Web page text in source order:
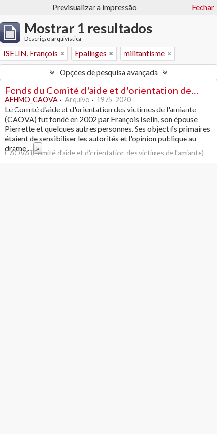
Previsualizar a impressão Fechar
Mostrar 1 resultados
Descrição arquivística
ISELIN, François Epalinges militantisme
Opções de pesquisa avançada
Fonds du Comité d'aide et d'orientation des victimes de l'amiante
AEHMO_CAOVA Arquivo 1975-2020
Le Comité d'aide et d'orientation des victimes de l'amiante
(CAOVA) fut fondé en 2002 par François Iselin, son épouse
Pierrette et quelques autres personnes. Ses objectifs primaires
étaient de sensibiliser les autorités et l'opinion publique au
drame... »
CAOVA (Comité d'aide et d'orientation des victimes de l'amiante)